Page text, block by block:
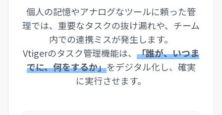
個人の記憶やアナログなツールに頼った管
理では、重要なタスクの抜け漏れや、チーム
内での連携ミスが発生します。
Vtigerのタスク管理機能は、 「誰が、いつま
でに、何をするか」をデジタル化し、確実
に実行させます。